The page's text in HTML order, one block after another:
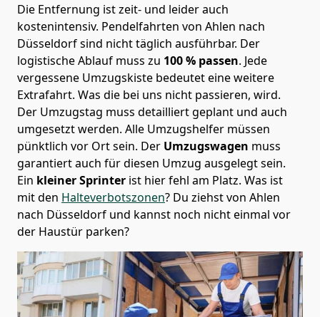
Die Entfernung ist zeit- und leider auch
kostenintensiv. Pendelfahrten von Ahlen nach
Düsseldorf sind nicht täglich ausführbar. Der
logistische Ablauf muss zu 100 % passen. Jede
vergessene Umzugskiste bedeutet eine weitere
Extrafahrt. Was die bei uns nicht passieren, wird.
Der Umzugstag muss detailliert geplant und auch
umgesetzt werden. Alle Umzugshelfer müssen
pünktlich vor Ort sein. Der Umzugswagen muss
garantiert auch für diesen Umzug ausgelegt sein.
Ein kleiner Sprinter ist hier fehl am Platz. Was ist
mit den Halteverbotszonen? Du ziehst von Ahlen
nach Düsseldorf und kannst noch nicht einmal vor
der Haustür parken?